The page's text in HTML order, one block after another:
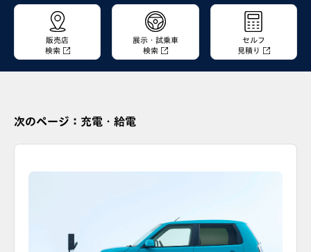
販売店
検索
展示・試乗車
検索
セルフ
見積り
次のページ：充電・給電